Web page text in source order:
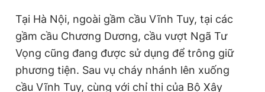
Tại Hà Nội, ngoài gầm cầu Vĩnh Tuy, tại các
gầm cầu Chương Dương, cầu vượt Ngã Tư
Vọng cũng đang được sử dụng để trông giữ
phương tiện. Sau vụ cháy nhánh lên xuống
cầu Vĩnh Tuy, cùng với chỉ thị của Bộ Xây